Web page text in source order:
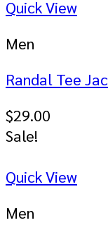
Quick View
Men
Randal Tee
$29.00
Sale!
Quick View
Men